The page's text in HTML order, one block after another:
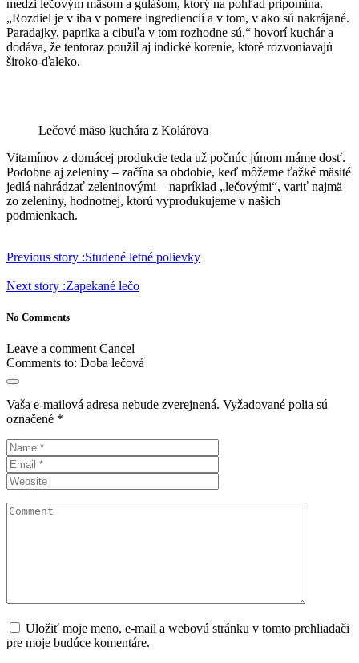
medzi lečovým mäsom a gulášom, ktorý na pohľad pripomína.
„Rozdiel je v iba v pomere ingrediencií a v tom, v ako sú nakrájané.
Paradajky, paprika a cibuľa v tom rozhodne sú,“ hovorí kuchár a
dodáva, že tentoraz použil aj indické korenie, ktoré rozvoniavajú
široko-ďaleko.
Lečové mäso kuchára z Kolárova
Vitamínov z domácej produkcie teda už počnúc júnom máme dosť.
Podobne aj zeleniny – začína sa obdobie, keď môžeme ťažké mäsité
jedlá nahrádzať zeleninovými – napríklad „lečovými“, variť najmä
zo zeleniny, hodnotnej, ktorú vyprodukujeme v našich
podmienkach.
Previous story :Studené letné polievky
Next story :Zapekané lečo
No Comments
Leave a comment Cancel
Comments to: Doba lečová
Vaša e-mailová adresa nebude zverejnená. Vyžadované polia sú
označené *
Uložiť moje meno, e-mail a webovú stránku v tomto prehliadači
pre moje budúce komentáre.